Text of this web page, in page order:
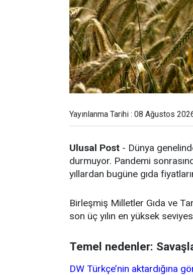
Yayınlanma Tarihi : 08 Ağustos
Ulusal Post - Dünya
durmuyor. Pandemi
yıllardan bugüne gıda
Birleşmiş Milletler Gıda ve
son üç yılın en yüksek
Temel nedenler:
DW Türkçe’nin aktardığına